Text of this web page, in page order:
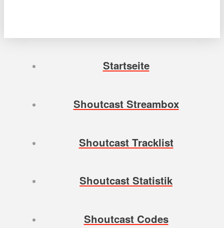
Startseite
Shoutcast Streambox
Shoutcast Tracklist
Shoutcast Statistik
Shoutcast Codes